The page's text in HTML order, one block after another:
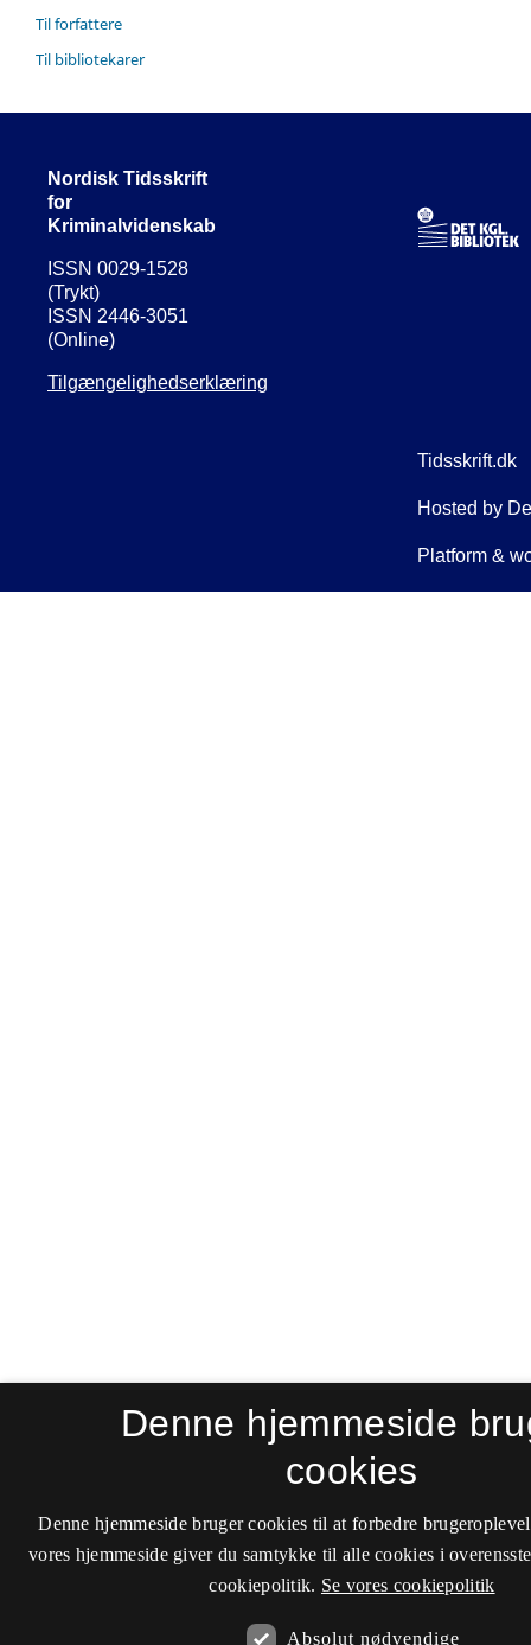
Til forfattere
Til bibliotekarer
Nordisk Tidsskrift
for
Kriminalvidenskab
ISSN 0029-1528
(Trykt)
ISSN 2446-3051
(Online)
Tilgængelighedserklæring
Denne hjemmeside
cookies
Denne hjemmeside bruger cookies til at forbedre
vores hjemmeside giver du samtykke til alle cookies i
cookiepolitik. Se vores cookiepolitik
Absolut nødvendige